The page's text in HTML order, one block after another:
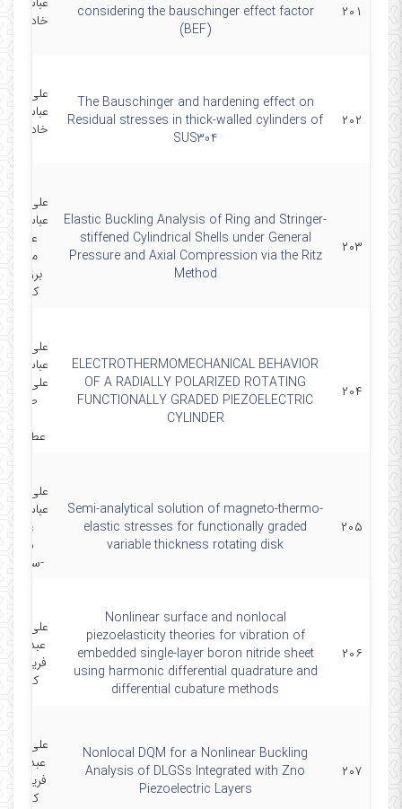
۲۰۱
considering the bauschinger effect factor
(BEF)
خادمی
۲۰۲
The Bauschinger and hardening effect on
Residual stresses in thick-walled cylinders of
SUS304
علی
عباس
خادمی
۲۰۳
Elastic Buckling Analysis of Ring and Stringer-
stiffened Cylindrical Shells under General
Pressure and Axial Compression via the Ritz
Method
علی
عباس
علی
برزکی-
کلاه
۲۰۴
ELECTROTHERMOMECHANICAL BEHAVIOR
OF A RADIALLY POLARIZED ROTATING
FUNCTIONALLY GRADED PIEZOELECTRIC
CYLINDER
علی
عباس
علی
۲۰۵
Semi-analytical solution of magneto-thermo-
elastic stresses for functionally graded
variable thickness rotating disk
علی
عباس
علیرضا
شجری
-سعید
۲۰۶
Nonlinear surface and nonlocal
piezoelasticity theories for vibration of
embedded single-layer boron nitride sheet
using harmonic differential quadrature and
differential cubature methods
علی
فریدون-
کلاه
۲۰۷
Nonlocal DQM for a Nonlinear Buckling
Analysis of DLGSs Integrated with Zno
Piezoelectric Layers
علی
فریدون-
کلاه